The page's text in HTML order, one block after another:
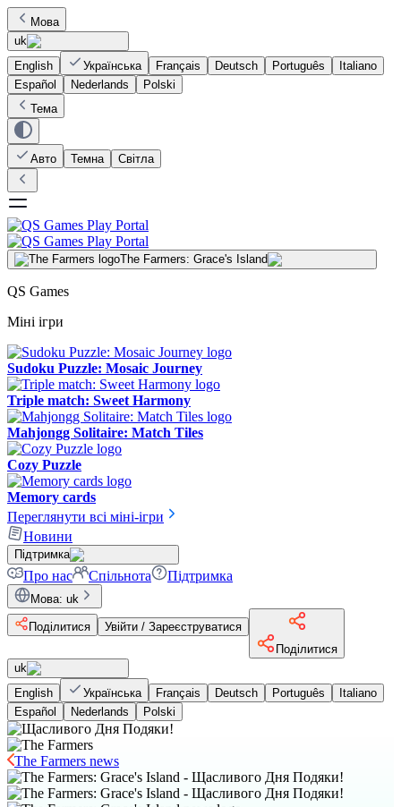
Мова
uk
English
Українська Français Deutsch Português
Italiano
Español
Nederlands
Polski
Тема
Авто Темна Світла
The Farmers: Grace's Island
QS Games
Міні ігри
Sudoku Puzzle: Mosaic Journey
Triple match: Sweet Harmony
Mahjongg Solitaire: Match Tiles
Cozy Puzzle
Memory cards
Переглянути всі міні-ігри
Новини
Підтримка
Про нас Спільнота Підтримка
Мова: uk
Поділитися
Увійти / Зареєструватися
Поділитися
uk
English
Українська Français Deutsch Português
Italiano
Español
Nederlands Polski
The Farmers news